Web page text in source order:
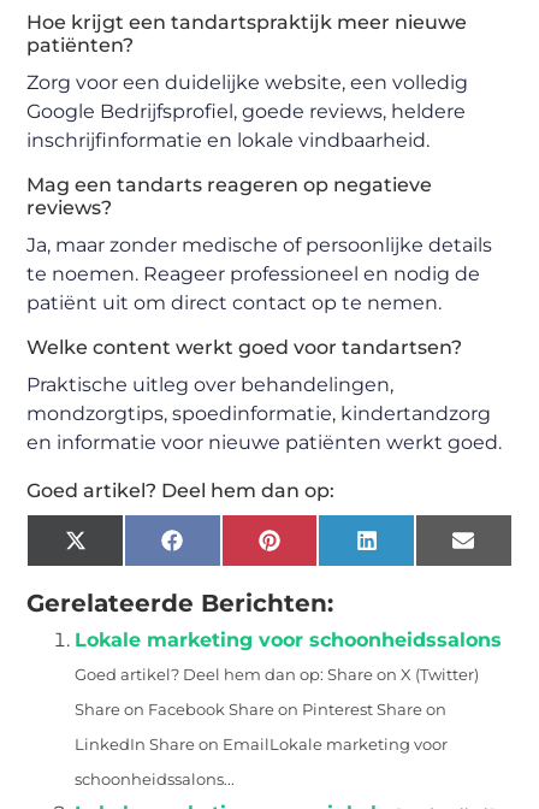
Hoe krijgt een tandartspraktijk meer nieuwe
patiënten?
Zorg voor een duidelijke website, een volledig
Google Bedrijfsprofiel, goede reviews, heldere
inschrijfinformatie en lokale vindbaarheid.
Mag een tandarts reageren op negatieve
reviews?
Ja, maar zonder medische of persoonlijke details
te noemen. Reageer professioneel en nodig de
patiënt uit om direct contact op te nemen.
Welke content werkt goed voor tandartsen?
Praktische uitleg over behandelingen,
mondzorgtips, spoedinformatie, kindertandzorg
en informatie voor nieuwe patiënten werkt goed.
Goed artikel? Deel hem dan op:
X
(Twitter)
FacebookPinterestLinkedIn Email
Gerelateerde Berichten:
Lokale marketing voor schoonheidssalons
Goed artikel? Deel hem dan op: Share on X (Twitter)
Share on Facebook Share on Pinterest Share on
LinkedIn Share on EmailLokale marketing voor
schoonheidssalons...